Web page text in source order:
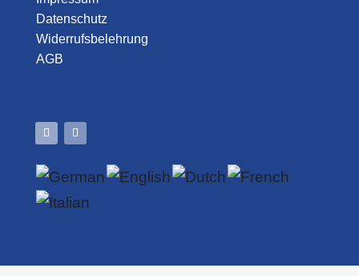
Datenschutz
Widerrufsbelehrung
AGB